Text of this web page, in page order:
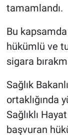
tamamlandı.
Bu
hükümlü ve
sigara
Sağlık
ortaklığında
Sağlıklı
başvuran